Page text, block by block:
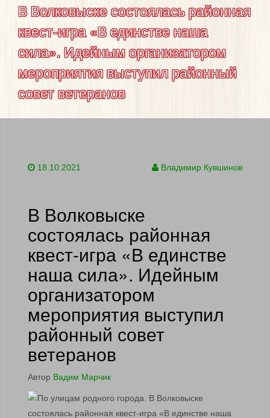
В Волковыске состоялась районная
квест-игра «В единстве наша
сила». Идейным организатором
мероприятия выступил районный
совет ветеранов
18.10.2021 Владимир Кувшинов
В Волковыске
состоялась районная
квест-игра «В единстве
наша сила». Идейным
организатором
мероприятия выступил
районный совет
ветеранов
Автор Вадим Марчик